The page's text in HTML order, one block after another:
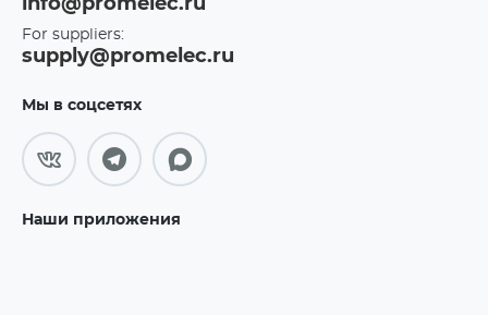
info@promelec.ru
For suppliers:
supply@promelec.ru
Мы в соцсетях
Наши приложения